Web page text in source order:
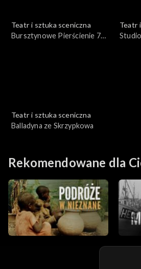
Teatr i sztuka sceniczna
Bursztynowe Pierścienie 74
Teatr
Teatr i sztuka sceniczna
Balladyna ze Skrzypkowa
Rekomendowane dla